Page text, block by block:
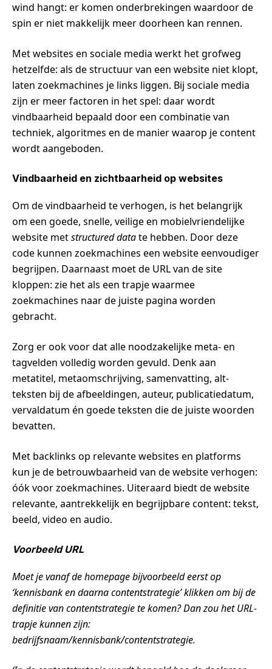
wind hangt: er komen onderbrekingen waardoor de
spin er niet makkelijk meer doorheen kan rennen.
Met websites en sociale media werkt het grofweg
hetzelfde: als de structuur van een website niet klopt,
laten zoekmachines je links liggen. Bij sociale media
zijn er meer factoren in het spel: daar wordt
vindbaarheid bepaald door een combinatie van
techniek, algoritmes en de manier waarop je content
wordt aangeboden.
Vindbaarheid en zichtbaarheid op websites
Om de vindbaarheid te verhogen, is het belangrijk
om een goede, snelle, veilige en mobielvriendelijke
website metstructured datate hebben. Door deze
code kunnen zoekmachines een website eenvoudiger
begrijpen. Daarnaast moet de URL van de site
kloppen: zie het als een trapje waarmee
zoekmachines naar de juiste pagina worden
gebracht.
Zorg er ook voor dat alle noodzakelijke meta- en
tagvelden volledig worden gevuld. Denk aan
metatitel, metaomschrijving, samenvatting, alt-
teksten bij de afbeeldingen, auteur, publicatiedatum,
vervaldatum én goede teksten die de juiste woorden
bevatten.
Met backlinks op relevante websites en platforms
kun je de betrouwbaarheid van de website verhogen:
óók voor zoekmachines. Uiteraard biedt de website
relevante, aantrekkelijk en begrijpbare content: tekst,
beeld, video en audio.
Voorbeeld URL
Moet je vanaf de homepage bijvoorbeeld eerst op
‘kennisbank en daarna contentstrategie’ klikken om bij de
definitie van contentstrategie te komen? Dan zou het URL-
trapje kunnen zijn:
bedrijfsnaam/kennisbank/contentstrategie.